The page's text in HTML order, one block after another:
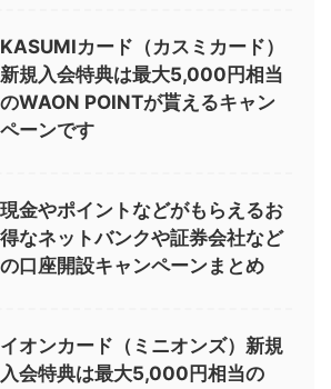
KASUMIカード（カスミカード）
新規入会特典は最大5,000円相当
のWAON POINTが貰えるキャン
ペーンです
現金やポイントなどがもらえるお
得なネットバンクや証券会社など
の口座開設キャンペーンまとめ
イオンカード（ミニオンズ）新規
入会特典は最大5,000円相当の